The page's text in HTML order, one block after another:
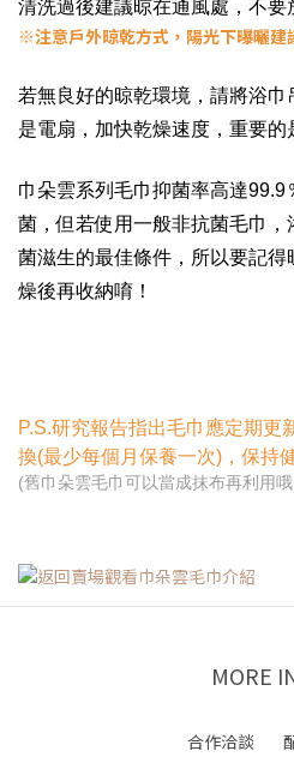
清洗過後建議晾在通風處，不要
※注意戶外晾乾方式，陽光下曝曬建
若無良好的晾乾環境，請將浴
是電扇，加快乾燥速度，重要的
巾朵雲系列毛巾抑菌率高達99.9
菌，但若使用一般非抗菌毛巾
菌滋生的最佳條件，所以要記
燥後再收納唷！
P.S.研究報告指出毛巾應定期更
換(最少每個月保養一次)，保持
(舊巾朵雲毛巾可以當成抹布再利用
MORE
合作洽談